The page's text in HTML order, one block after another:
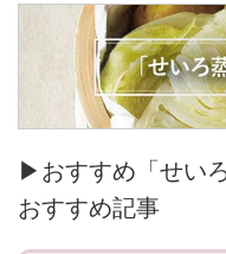
▶おすすめ「せい
おすすめ記事